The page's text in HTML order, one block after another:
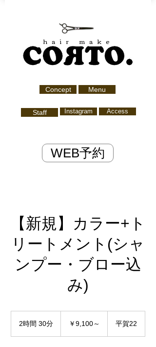
hair make
Concept Menu
Staff Instagram Access
WEB予約
【新規】カラー+ト
リートメント(シャ
ンプー・ブロー込
み)
2時間 30分 ￥9,100～ 平賀22